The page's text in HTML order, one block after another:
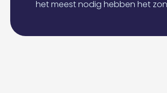
het meest nodig hebben het